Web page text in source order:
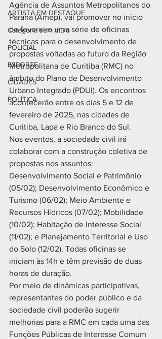
ARTISTA EM DESTAQUE
Categoria sem título
POLICIAL
ESPORTE
CIDADES
POLÍTICA
Agência de Assuntos Metropolitanos do
Paraná (Amep), vai promover no início
de fevereiro uma série de oficinas
técnicas para o desenvolvimento de
propostas voltadas ao futuro da Região
Metropolitana de Curitiba (RMC) no
âmbito do Plano de Desenvolvimento
Urbano Integrado (PDUI). Os encontros
acontecerão entre os dias 5 e 12 de
fevereiro de 2025, nas cidades de
Curitiba, Lapa e Rio Branco do Sul.
Nos eventos, a sociedade civil irá
colaborar com a construção coletiva de
propostas nos assuntos:
Desenvolvimento Social e Patrimônio
(05/02); Desenvolvimento Econômico e
Turismo (06/02); Meio Ambiente e
Recursos Hídricos (07/02); Mobilidade
(10/02); Habitação de Interesse Social
(11/02); e Planejamento Territorial e Uso
do Solo (12/02). Todas oficinas se
iniciam às 14h e têm previsão de duas
horas de duração.
Por meio de dinâmicas participativas,
representantes do poder público e da
sociedade civil poderão sugerir
melhorias para a RMC em cada uma das
Funções Públicas de Interesse Comum